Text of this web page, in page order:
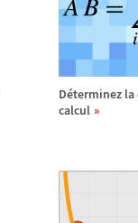
Déterminez
calcul